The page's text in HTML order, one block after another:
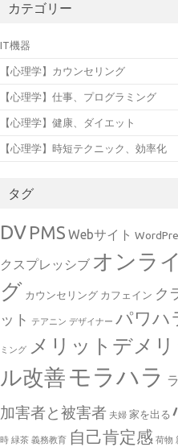
カテゴリー
IT機器
【心理学】カウンセリング
【心理学】仕事、プログラミング
【心理学】健康、ダイエット
【心理学】時短テクニック、効率化
タグ
DV PMS Webサイト
クスプレッシブ オンラ
グ カウンセリング カフェイン ク
ット
テアニン デザイナー パワハ
ミング メリットデメリ
ル改善 モラハラ
加害者と被害者 夫婦 家を出る
時 緑茶 義務教育 自己肯定感 荷物